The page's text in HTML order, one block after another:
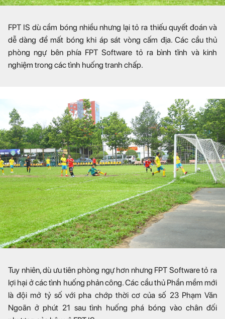
FPT IS dù cầm bóng nhiều nhưng lại tỏ ra thiếu quyết đoán và
dễ dàng để mất bóng khi áp sát vòng cấm địa. Các cầu thủ
phòng ngự bên phía FPT Software tỏ ra bình tĩnh và kinh
nghiệm trong các tình huống tranh chấp.
Tuy nhiên, dù ưu tiên phòng ngự hơn nhưng FPT Software tỏ ra
lợi hại ở các tình huống phản công. Các cầu thủ Phần mềm mới
là đội mở tỷ số với pha chớp thời cơ của số 23 Phạm Văn
Ngoãn ở phút 21 sau tình huống phá bóng vào chân đối